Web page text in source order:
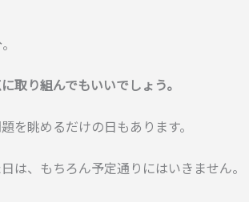
取り組んでもいいでしょう。
を眺めるだけの日もあります。
は、もちろん予定通りにはいきません。